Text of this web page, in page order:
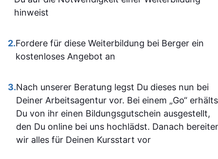
Insgesamt ist der
alle, die sich im Bereich
SPS weiterbilden oder
Sehr empfehlenswert! 👍
allem
einiges
und fühle
im
hinweist
2.Fordere für diese Weiterbildung bei Berger ein
kostenloses Angebot an
3.Nach unserer Beratung legst Du dieses nun bei
Deiner Arbeitsagentur vor. Bei einem „Go“
Du von ihr einen Bildungsgutschein ausgestellt,
den Du online bei uns hochlädst. Danach
wir alles für Deinen Kursstart vor